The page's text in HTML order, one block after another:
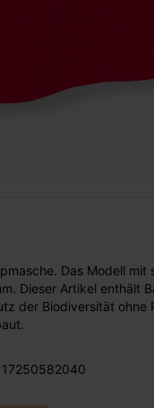
Das Modell mit
Dieser Artikel enthält
der Biodiversität ohne